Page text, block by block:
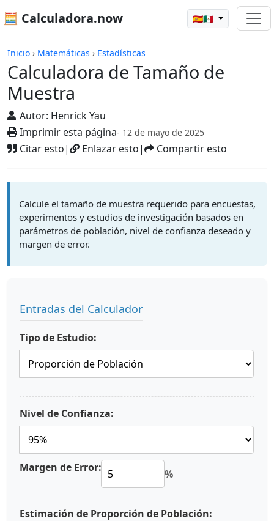
🧮 Calculadora.now 🇪🇸🇲🇽
Inicio › Matemáticas › Estadísticas
Calculadora de Tamaño de
Muestra
Autor: Henrick Yau
Imprimir esta página- 12 de mayo de 2025
Citar esto| Enlazar esto| Compartir esto
Calculadora de Tamaño de Muestra
Calcule el tamaño de muestra requerido para encuestas,
experimentos y estudios de investigación basados en
parámetros de población, nivel de confianza deseado y
margen de error.
Entradas del Calculador
Tipo de Estudio:
Nivel de Confianza:
Margen de Error: %
Estimación de Proporción de Población: